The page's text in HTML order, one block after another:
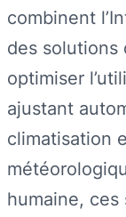
combinent
des solutions
optimiser
ajustant
climatisation
humaine,